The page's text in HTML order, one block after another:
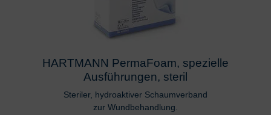
HARTMANN PermaFoam, spezielle
Ausführungen, steril
Steriler, hydroaktiver Schaumverband
zur Wundbehandlung.